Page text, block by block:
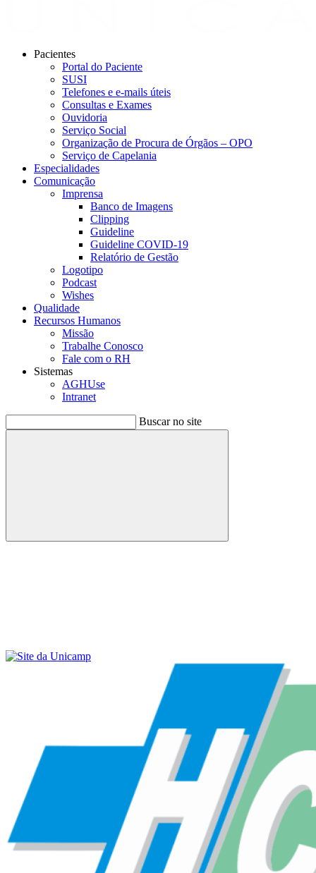
Pacientes
Portal do Paciente
SUSI
Telefones e e-mails úteis
Consultas e Exames
Ouvidoria
Serviço Social
Organização de Procura de Órgãos – OPO
Serviço de Capelania
Especialidades
Comunicação
Imprensa
Banco de Imagens
Clipping
Guideline
Guideline COVID-19
Relatório de Gestão
Logotipo
Podcast
Wishes
Qualidade
Recursos Humanos
Missão
Trabalhe Conosco
Fale com o RH
Sistemas
AGHUse
Intranet
Buscar no site
Buscar